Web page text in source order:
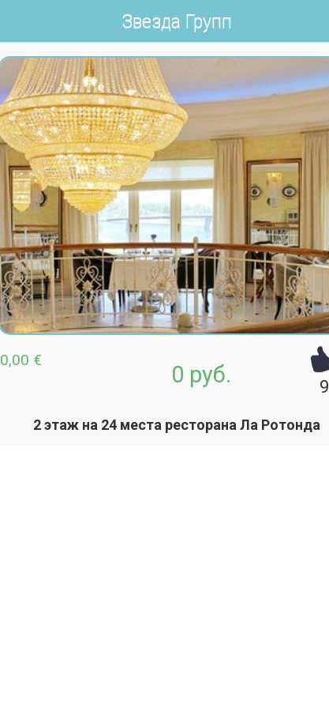
Звезда Групп
0,00 €
0 руб. 9
2 этаж на 24 места ресторана Ла Ротонда